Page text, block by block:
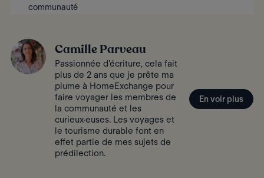
communauté
Camille Parveau
Passionnée d'écriture, cela fait
plus de 2 ans que je prête ma
plume à HomeExchange pour
faire voyager les membres de
la communauté et les
curieux·euses. Les voyages et
le tourisme durable font en
effet partie de mes sujets de
prédilection.
En voir plus